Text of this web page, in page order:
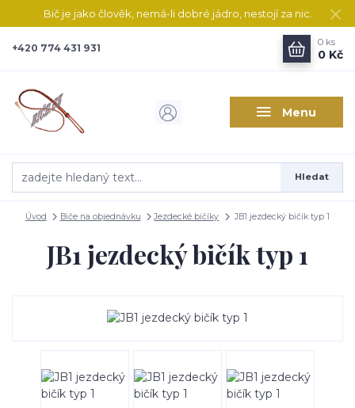
Bič je jako člověk, nemá-li dobré jádro, nestojí za nic.
Menu
Hledat
+420 774 431 931
0 ks
0 Kč
Úvod Biče na objednávku Jezdecké bičíky JB1 jezdecký bičík typ 1
JB1 jezdecký bičík typ 1